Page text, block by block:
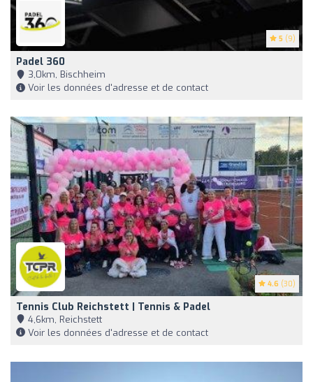
5 (9)
Padel 360
3,0km, Bischheim
Voir les données d'adresse et de contact
4.6 (30)
Tennis Club Reichstett | Tennis & Padel
4,6km, Reichstett
Voir les données d'adresse et de contact